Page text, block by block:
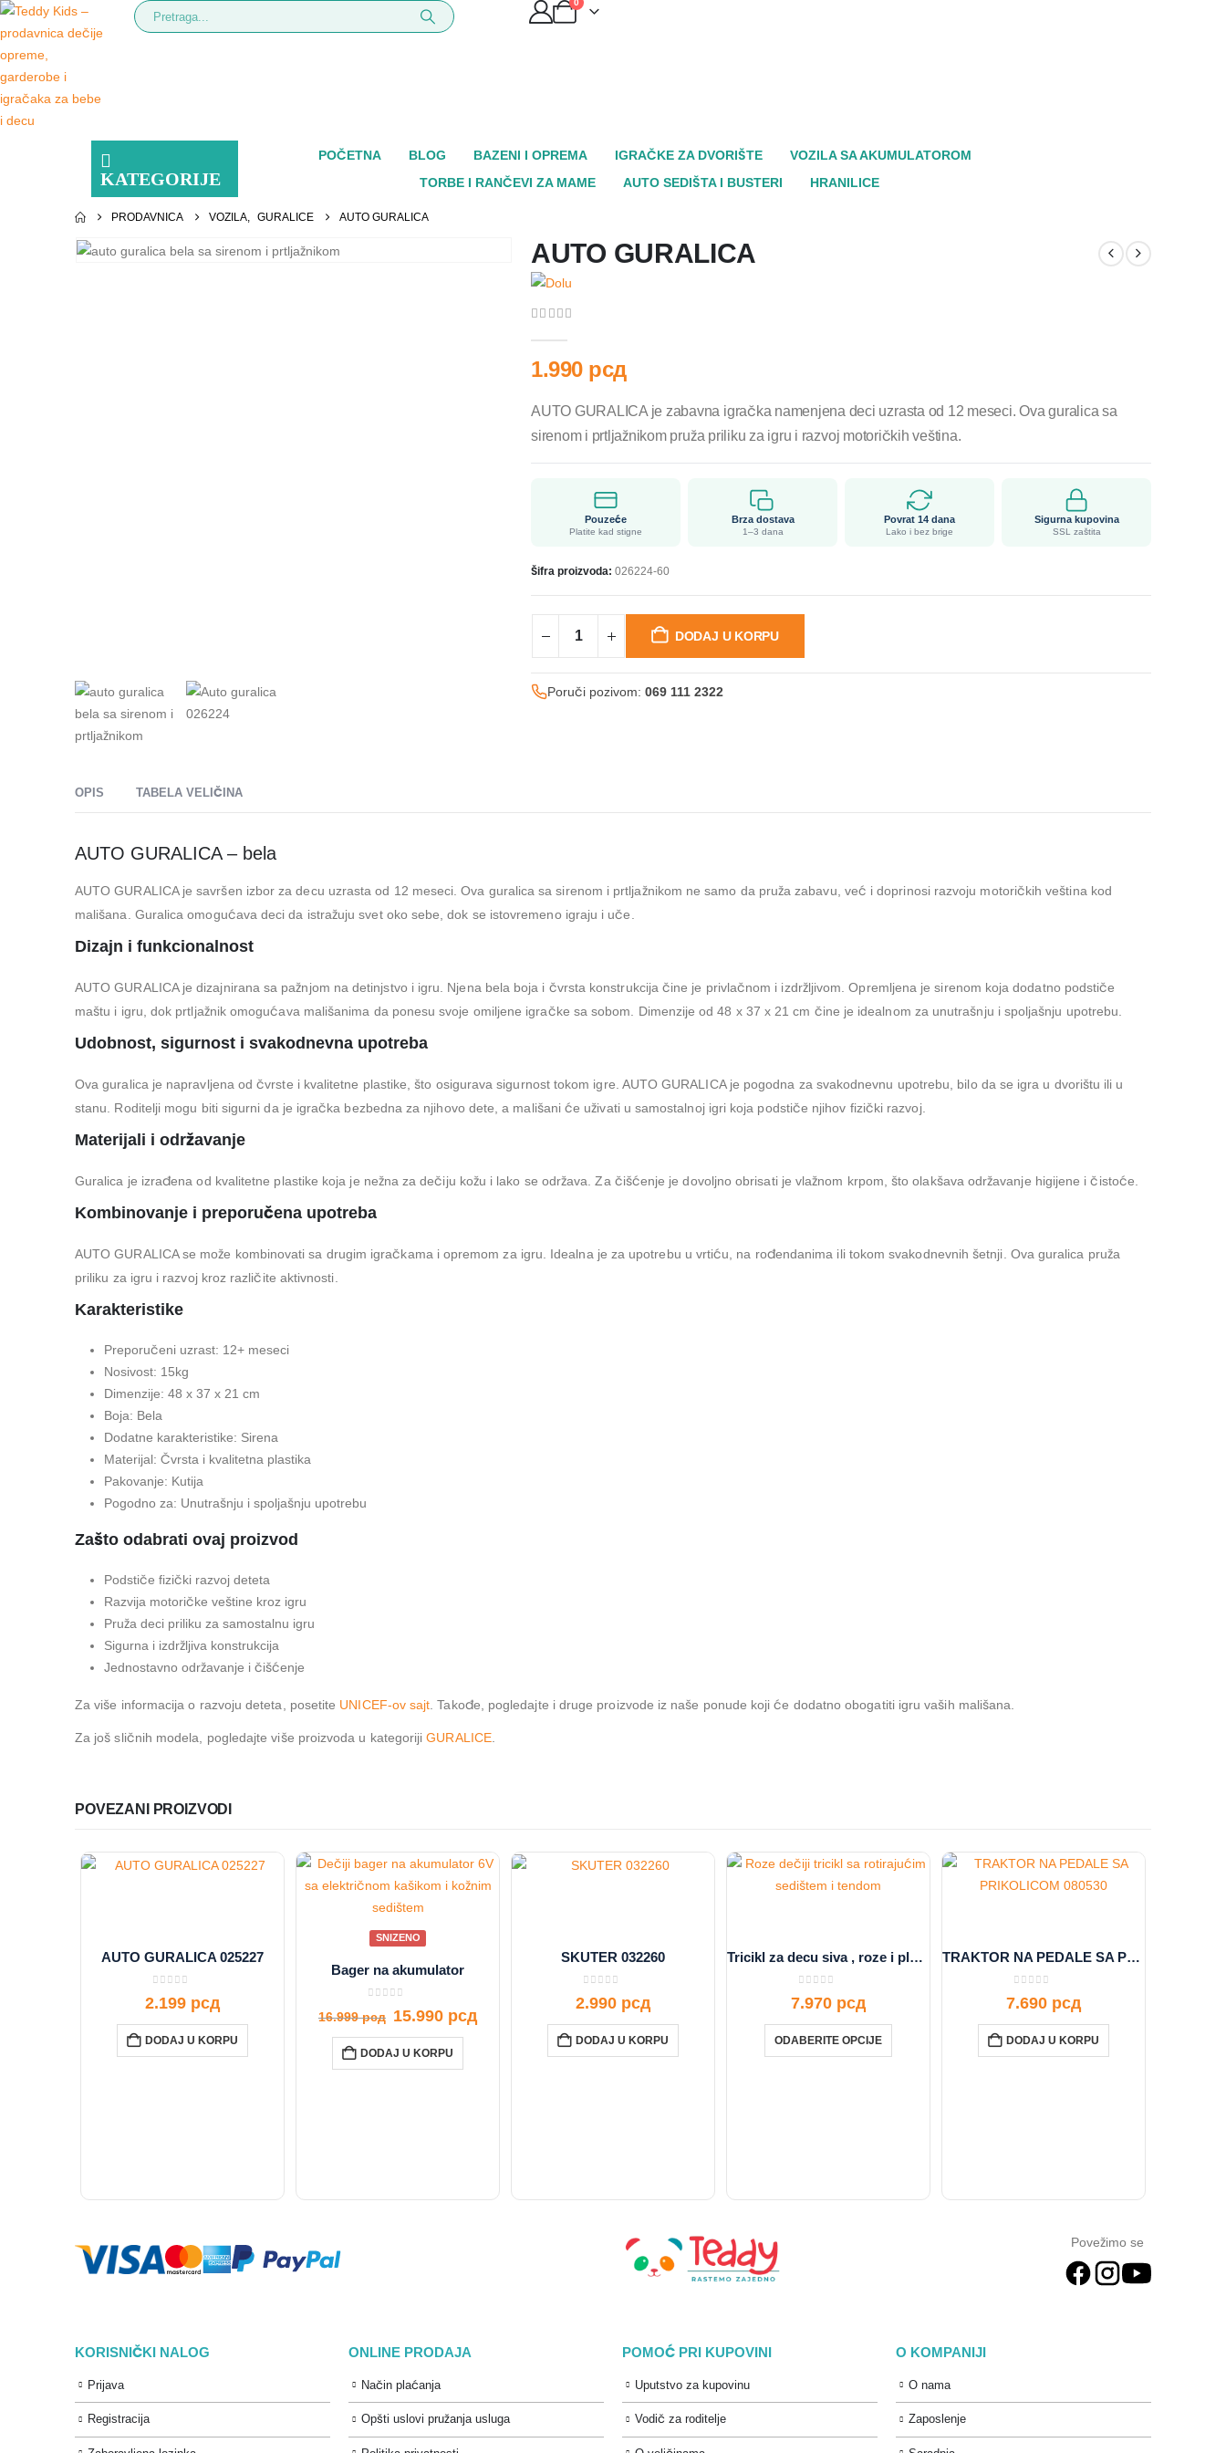
0
KATEGORIJE
POČETNA BLOG BAZENI I OPREMA IGRAČKE ZA DVORIŠTE
VOZILA SA AKUMULATOROM
TORBE I RANČEVI ZA MAME
AUTO SEDIŠTA I BUSTERI HRANILICE
PRODAVNICA VOZILA, GURALICE AUTO GURALICA
AUTO GURALICA
1.990 рсд
AUTO GURALICA je zabavna igračka namenjena deci uzrasta od 12 meseci. Ova guralica sa
sirenom i prtljažnikom pruža priliku za igru i razvoj motoričkih veština.
Pouzeće
Platite kad stigne
Brza dostava
1–3 dana
Povrat 14 dana
Lako i bez brige
Sigurna kupovina
SSL zaštita
Šifra proizvoda: 026224-60
DODAJ U KORPU
Poruči pozivom: 069 111 2322
OPIS TABELA VELIČINA
AUTO GURALICA – bela
AUTO GURALICA je savršen izbor za decu uzrasta od 12 meseci. Ova guralica sa sirenom i prtljažnikom ne samo da pruža zabavu, već i doprinosi razvoju motoričkih veština kod
mališana. Guralica omogućava deci da istražuju svet oko sebe, dok se istovremeno igraju i uče.
Dizajn i funkcionalnost
AUTO GURALICA je dizajnirana sa pažnjom na detinjstvo i igru. Njena bela boja i čvrsta konstrukcija čine je privlačnom i izdržljivom. Opremljena je sirenom koja dodatno podstiče
maštu i igru, dok prtljažnik omogućava mališanima da ponesu svoje omiljene igračke sa sobom. Dimenzije od 48 x 37 x 21 cm čine je idealnom za unutrašnju i spoljašnju upotrebu.
Udobnost, sigurnost i svakodnevna upotreba
Ova guralica je napravljena od čvrste i kvalitetne plastike, što osigurava sigurnost tokom igre. AUTO GURALICA je pogodna za svakodnevnu upotrebu, bilo da se igra u dvorištu ili u
stanu. Roditelji mogu biti sigurni da je igračka bezbedna za njihovo dete, a mališani će uživati u samostalnoj igri koja podstiče njihov fizički razvoj.
Materijali i održavanje
Guralica je izrađena od kvalitetne plastike koja je nežna za dečiju kožu i lako se održava. Za čišćenje je dovoljno obrisati je vlažnom krpom, što olakšava održavanje higijene i čistoće.
Kombinovanje i preporučena upotreba
AUTO GURALICA se može kombinovati sa drugim igračkama i opremom za igru. Idealna je za upotrebu u vrtiću, na rođendanima ili tokom svakodnevnih šetnji. Ova guralica pruža
priliku za igru i razvoj kroz različite aktivnosti.
Karakteristike
Preporučeni uzrast: 12+ meseci
Nosivost: 15kg
Dimenzije: 48 x 37 x 21 cm
Boja: Bela
Dodatne karakteristike: Sirena
Materijal: Čvrsta i kvalitetna plastika
Pakovanje: Kutija
Pogodno za: Unutrašnju i spoljašnju upotrebu
Zašto odabrati ovaj proizvod
Podstiče fizički razvoj deteta
Razvija motoričke veštine kroz igru
Pruža deci priliku za samostalnu igru
Sigurna i izdržljiva konstrukcija
Jednostavno održavanje i čišćenje
Za više informacija o razvoju deteta, posetite UNICEF-ov sajt. Takođe, pogledajte i druge proizvode iz naše ponude koji će dodatno obogatiti igru vaših mališana.
Za još sličnih modela, pogledajte više proizvoda u kategorijiGURALICE.
POVEZANI PROIZVODI
AUTO GURALICA 025227
2.199 рсд
DODAJ U KORPU
SNIZENO
Bager na akumulator
16.999рсд 15.990 рсд
DODAJ U KORPU
SKUTER 032260
2.990 рсд
DODAJ U KORPU
Tricikl za decu siva , roze i plava boja
7.970 рсд
ODABERITE OPCIJE
TRAKTOR NA PEDALE SA PRIKOLICOM 080530
7.690 рсд
DODAJ U KORPU
Povežimo se
KORISNIČKI NALOG
Prijava
Registracija
ONLINE PRODAJA
Način plaćanja
Opšti uslovi pružanja usluga
POMOĆ PRI KUPOVINI
Uputstvo za kupovinu
Vodič za roditelje
O KOMPANIJI
O nama
Zaposlenje